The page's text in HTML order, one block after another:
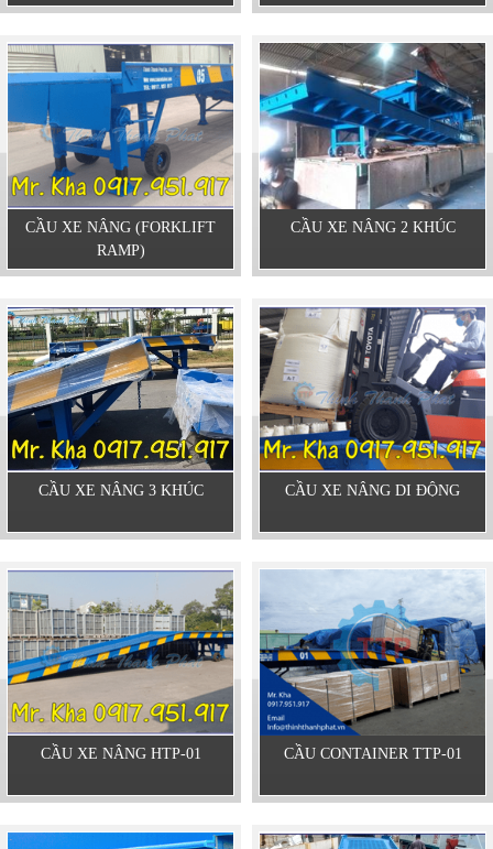
CONTAINER
CẦU XE NÂNG (FORKLIFT
RAMP)
CẦU XE NÂNG 2 KHÚC
CẦU XE NÂNG 3 KHÚC CẦU XE NÂNG DI ĐỘNG
CẦU XE NÂNG HTP-01 CẦU CONTAINER TTP-01